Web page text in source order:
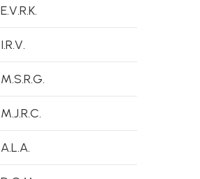
E.V.R.K.
I.R.V.
M.S.R.G.
M.J.R.C.
A.L.A.